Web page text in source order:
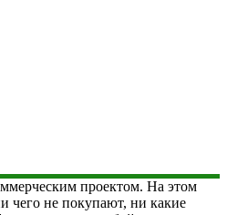
проектом. На этом
чего не покупают, ни какие